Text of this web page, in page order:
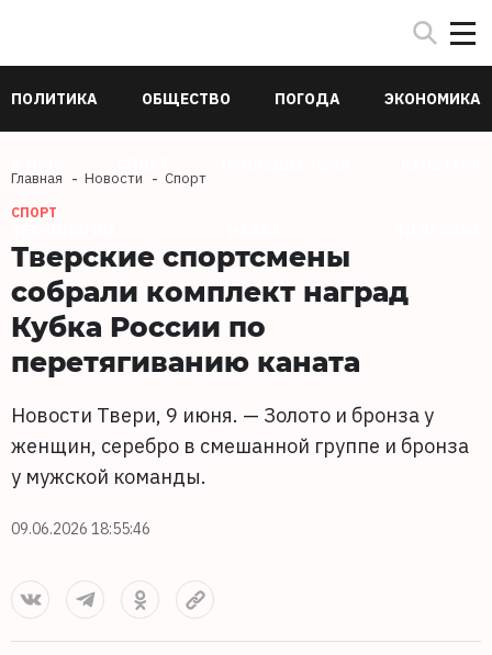
ПОЛИТИКА ОБЩЕСТВО ПОГОДА ЭКОНОМИКА
Главная Новости Спорт
СПОРТ
Тверские спортсмены
собрали комплект наград
Кубка России по
перетягиванию каната
Новости Твери, 9 июня. — Золото и бронза у
женщин, серебро в смешанной группе и бронза
у мужской команды.
09.06.2026 18:55:46